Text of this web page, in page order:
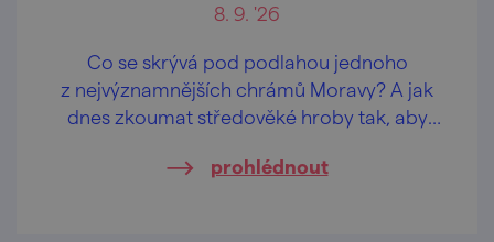
8. 9. '26
Co se skrývá pod podlahou jednoho
z nejvýznamnějších chrámů Moravy? A jak
dnes zkoumat středověké hroby tak, aby
i pietní požadavky?
prohlédnout